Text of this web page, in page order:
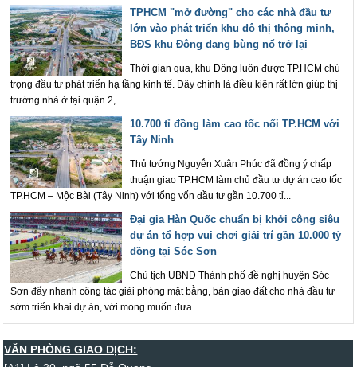
TPHCM "mở đường" cho các nhà đầu tư
lớn vào phát triển khu đô thị thông minh,
BĐS khu Đông đang bùng nổ trở lại
Thời gian qua, khu Đông luôn được TP.HCM chú
trọng đầu tư phát triển hạ tầng kinh tế. Đây chính là điều kiện rất lớn giúp thị
trường nhà ở tại quận 2,...
10.700 tỉ đồng làm cao tốc nối TP.HCM với
Tây Ninh
Thủ tướng Nguyễn Xuân Phúc đã đồng ý chấp
thuận giao TP.HCM làm chủ đầu tư dự án cao tốc
TP.HCM – Mộc Bài (Tây Ninh) với tổng vốn đầu tư gần 10.700 tỉ...
Đại gia Hàn Quốc chuẩn bị khởi công siêu
dự án tổ hợp vui chơi giải trí gần 10.000 tỷ
đồng tại Sóc Sơn
Chủ tịch UBND Thành phố đề nghị huyện Sóc
Sơn đẩy nhanh công tác giải phóng mặt bằng, bàn giao đất cho nhà đầu tư
sớm triển khai dự án, với mong muốn đưa...
VĂN PHÒNG GIAO DỊCH: